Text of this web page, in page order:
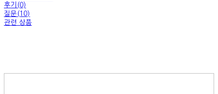
후기(0)
질문(10)
관련 상품